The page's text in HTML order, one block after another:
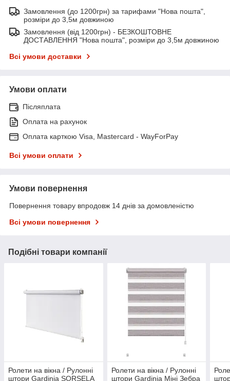
Замовлення (до 1200грн) за тарифами "Нова пошта",
розміри до 3,5м довжиною
Замовлення (від 1200грн) - БЕЗКОШТОВНЕ
ДОСТАВЛЕННЯ "Нова пошта", розміри до 3,5м довжиною
Всі умови доставки
Умови оплати
Післяплата
Оплата на рахунок
Оплата карткою Visa, Mastercard - WayForPay
Всі умови оплати
Умови повернення
Повернення товару впродовж 14 днів за домовленістю
Всі умови повернення
Подібні товари компанії
Ролети на вікна / Рулонні
штори Gardinia SORSELA
Ролети на вікна / Рулонні
штори Gardinia Міні Зебра